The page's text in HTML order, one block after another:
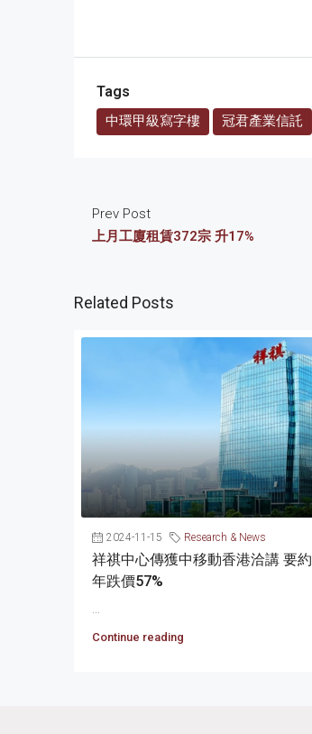
Tags
中環甲級寫字樓 冠君產業信託
Prev Post
上月工廈租賃372宗 升17%
Related Posts
2024-11-15 Research & News
祥祺中心傳獲中移動香港洽講 要
年跌價57%
Continue reading